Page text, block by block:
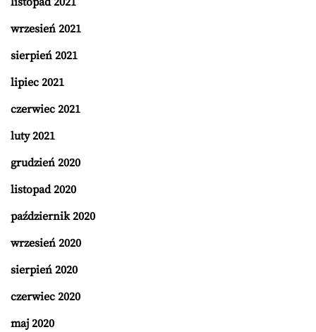
wrzesień 2021
sierpień 2021
lipiec 2021
czerwiec 2021
luty 2021
grudzień 2020
listopad 2020
październik 2020
wrzesień 2020
sierpień 2020
czerwiec 2020
maj 2020